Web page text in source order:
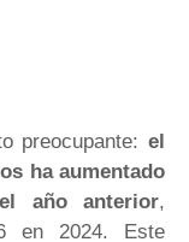
preocupante: el
ha aumentado
año anterior,
en 2024. Este